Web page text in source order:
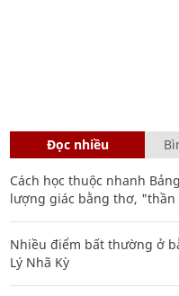
Đọc nhiều
Cách học thuộc nhanh
lượng giác bằng thơ, "thần
Nhiều điểm bất thường ở
Lý Nhã Kỳ